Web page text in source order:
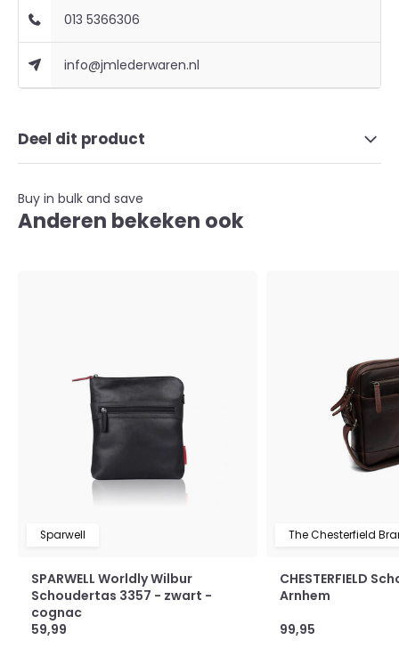
013 5366306
info@jmlederwaren.nl
Deel dit product
Buy in bulk and save
Anderen bekeken ook
Sparwell
SPARWELL Worldly Wilbur
Schoudertas 3357 - zwart -
cognac
59,99
The Chesterfield
CHESTERFIELD
Arnhem
99,95